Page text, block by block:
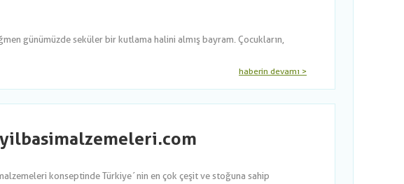
günümüzde seküler bir kutlama halini almış bayram. Çocukların,
haberin devamı >
konseptinde Türkiye´nin en çok çeşit ve stoğuna sahip